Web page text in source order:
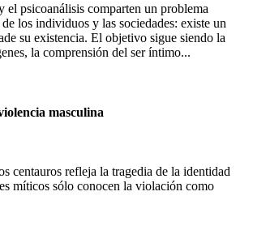
psicoanálisis comparten un problema
los individuos y las sociedades: existe un
su existencia. El objetivo sigue siendo la
la comprensión del ser íntimo...
masculina
centauros refleja la tragedia de la identidad
míticos sólo conocen la violación como